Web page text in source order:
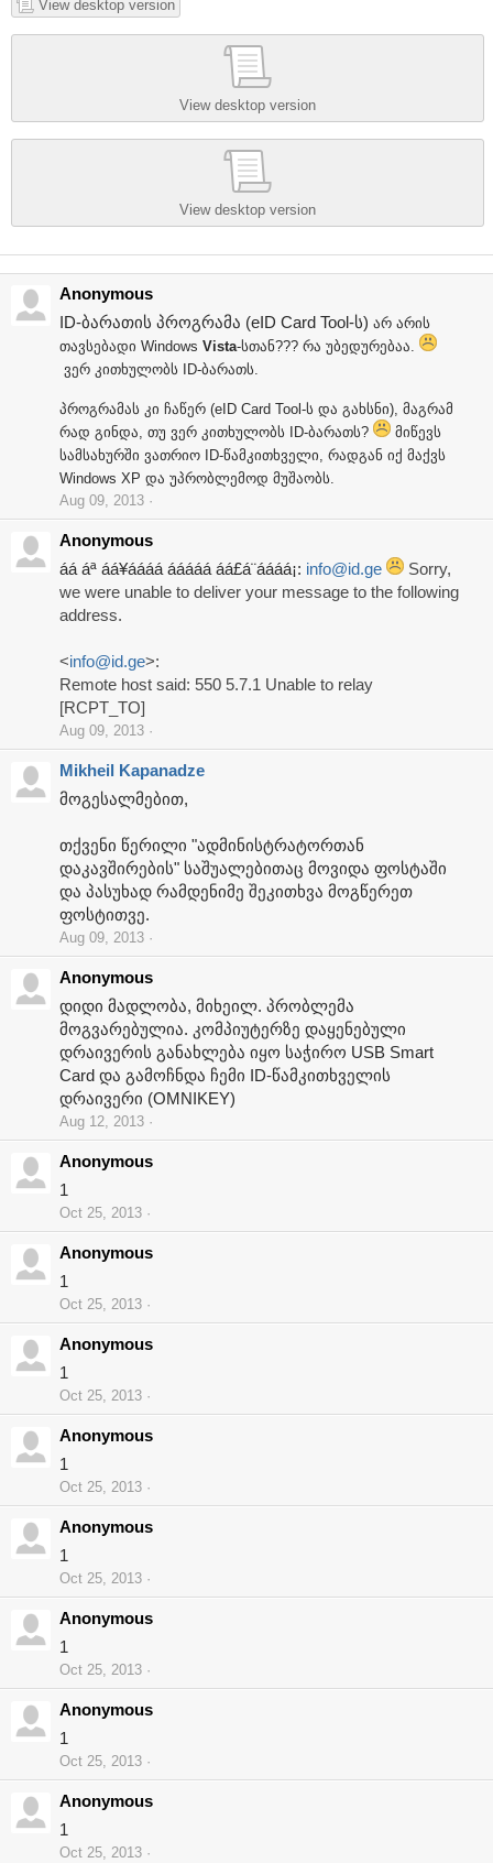
View desktop version
View desktop version
View desktop version
Anonymous
ID-ბარათის პროგრამა (eID Card Tool-ს) არ არის
თავსებადი Windows Vista-სთან??? რა უბედურებაა.
ვერ კითხულობს ID-ბარათს.
პროგრამას კი ჩაწერ (eID Card Tool-ს და გახსნი), მაგრამ
რად გინდა, თუ ვერ კითხულობს ID-ბარათს?
მიწევს
სამსახურში ვათრიო ID-წამკითხველი, რადგან იქ მაქვს
Windows XP და უპრობლემოდ მუშაობს.
Aug 09, 2013
Anonymous
áá áª áá¥áááá ááááá áá£á¨áááá¡: info@id.ge
Sorry,
we were unable to deliver your message to the following
address.
<info@id.ge>:
Remote host said: 550 5.7.1 Unable to relay
[RCPT_TO]
Aug 09, 2013
Mikheil Kapanadze
მოგესალმებით,
თქვენი წერილი "ადმინისტრატორთან
დაკავშირების" საშუალებითაც მოვიდა ფოსტაში
და პასუხად რამდენიმე შეკითხვა მოგწერეთ
ფოსტითვე.
Aug 09, 2013
Anonymous
დიდი მადლობა, მიხეილ. პრობლემა
მოგვარებულია. კომპიუტერზე დაყენებული
დრაივერის განახლება იყო საჭირო USB Smart
Card და გამოჩნდა ჩემი ID-წამკითხველის
დრაივერი (OMNIKEY)
Aug 12, 2013
Anonymous
1
Oct 25, 2013
Anonymous
1
Oct 25, 2013
Anonymous
1
Oct 25, 2013
Anonymous
1
Oct 25, 2013
Anonymous
1
Oct 25, 2013
Anonymous
1
Oct 25, 2013
Anonymous
1
Oct 25, 2013
Anonymous
1
Oct 25, 2013